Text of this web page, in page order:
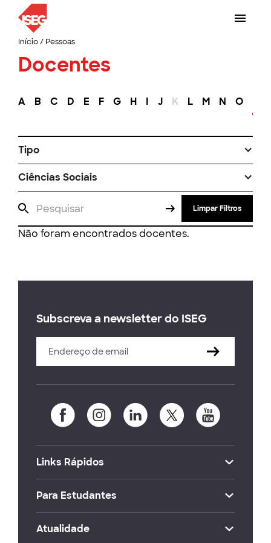
Início/ Pessoas
Docentes
A B C D E F G H I J K L M N O
Tipo
Ciências Sociais
Limpar Filtros
Não foram encontrados docentes.
Subscreva a newsletter do ISEG
Links Rápidos
Para Estudantes
Atualidade